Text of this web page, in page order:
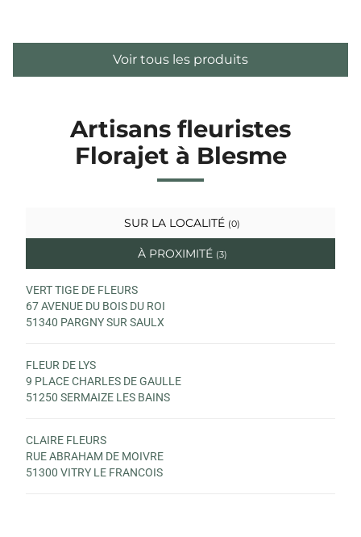
Voir tous les produits
Artisans fleuristes
Florajet à Blesme
SUR LA LOCALITÉ (0)
À PROXIMITÉ (3)
VERT TIGE DE FLEURS
67 AVENUE DU BOIS DU ROI
51340 PARGNY SUR SAULX
FLEUR DE LYS
9 PLACE CHARLES DE GAULLE
51250 SERMAIZE LES BAINS
CLAIRE FLEURS
RUE ABRAHAM DE MOIVRE
51300 VITRY LE FRANCOIS